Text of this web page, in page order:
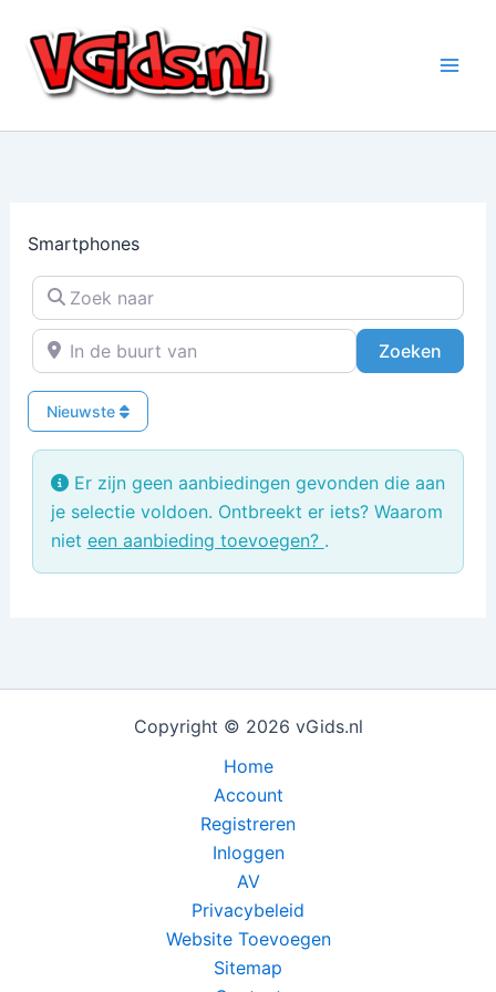
naar
inhoud
Smartphones
Zoek naar
In de buurt van
Zoeken
Nieuwste
Er zijn geen aanbiedingen gevonden die aan
je selectie voldoen. Ontbreekt er iets? Waarom
niet een aanbieding toevoegen? .
Copyright © 2026 vGids.nl
Home
Account
Registreren
Inloggen
AV
Privacybeleid
Website Toevoegen
Sitemap